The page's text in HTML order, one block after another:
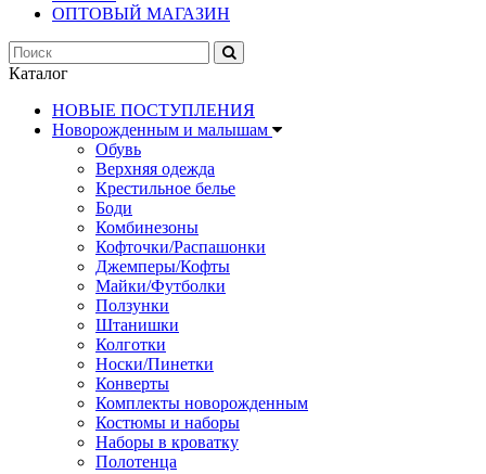
ОПТОВЫЙ МАГАЗИН
Каталог
НОВЫЕ ПОСТУПЛЕНИЯ
Новорожденным и малышам
Обувь
Верхняя одежда
Крестильное белье
Боди
Комбинезоны
Кофточки/Распашонки
Джемперы/Кофты
Майки/Футболки
Ползунки
Штанишки
Колготки
Носки/Пинетки
Конверты
Комплекты новорожденным
Костюмы и наборы
Наборы в кроватку
Полотенца